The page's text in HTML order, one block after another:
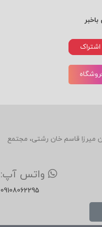
اشتراک
روبروی رستوران میرزا قاسم خان رشتی، مجتمع
واتس آپ:
09108062295